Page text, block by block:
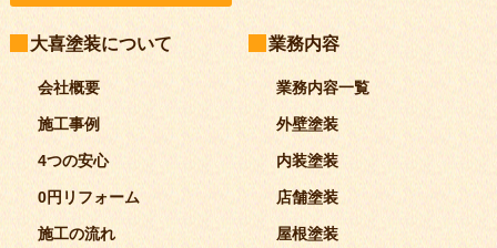
大喜塗装について
会社概要
施工事例
4つの安心
0円リフォーム
施工の流れ
業務内容
業務内容一覧
外壁塗装
内装塗装
店舗塗装
屋根塗装